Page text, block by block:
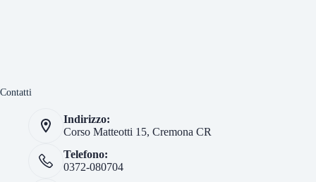
Contatti
Indirizzo:
Corso Matteotti 15, Cremona CR
Telefono:
0372-080704